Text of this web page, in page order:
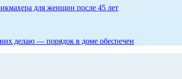
для женщин после 45 лет
делаю — порядок в доме обеспечен